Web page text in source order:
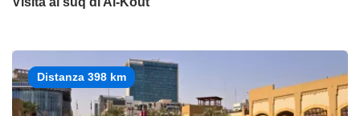
Distanza 398 km